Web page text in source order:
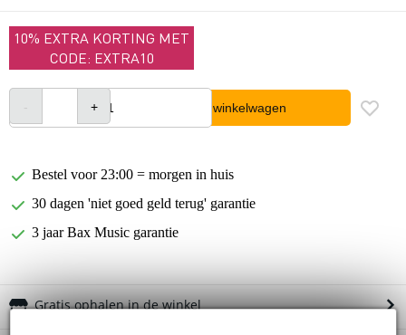
10% EXTRA KORTING MET
CODE: EXTRA10
In winkelwagen
Bestel voor 23:00 = morgen in huis
30 dagen 'niet goed geld terug' garantie
3 jaar Bax Music garantie
Gratis ophalen in de winkel